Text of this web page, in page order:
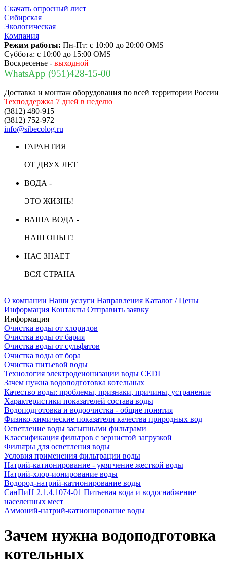
Скачать опросный лист
Сибирская
Экологическая
Компания
Режим работы: Пн-Пт: с 10:00 до 20:00 OMS
Суббота: с 10:00 до 15:00 OMS
Воскресенье - выходной
WhatsApp (951)428-15-00
Доставка и монтаж оборудования по всей территории России
Техподдержка 7 дней в неделю
(3812) 480-915
(3812) 752-972
info@sibecolog.ru
ГАРАНТИЯ
ОТ ДВУХ ЛЕТ
ВОДА -
ЭТО ЖИЗНЬ!
ВАША ВОДА -
НАШ ОПЫТ!
НАС ЗНАЕТ
ВСЯ СТРАНА
О компании Наши услуги Направления Каталог / Цены
Информация Контакты Отправить заявку
Информация
Очистка воды от хлоридов
Очистка воды от бария
Очистка воды от сульфатов
Очистка воды от бора
Очистка питьевой воды
Технология электродеионизации воды CEDI
Зачем нужна водоподготовка котельных
Качество воды: проблемы, признаки, причины, устранение
Характеристики показателей состава воды
Водоподготовка и водоочистка - общие понятия
Физико-химические показатели качества природных вод
Осветление воды засыпными фильтрами
Классификация фильтров с зернистой загрузкой
Фильтры для осветления воды
Условия применения фильтрации воды
Натрий-катионирование - умягчение жесткой воды
Натрий-хлор-ионирование воды
Водород-натрий-катионирование воды
СанПиН 2.1.4.1074-01 Питьевая вода и водоснабжение
населенных мест
Аммоний-натрий-катионирование воды
Зачем нужна водоподготовка
котельных